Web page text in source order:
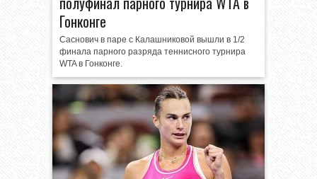
Гонконге
Саснович в паре с Калашниковой вышли в 1/2
финала парного разряда теннисного турнира
WTA в Гонконге.